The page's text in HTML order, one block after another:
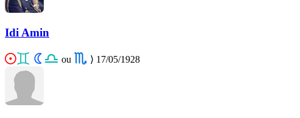
Idi Amin
ou ⟩ 17/05/1928